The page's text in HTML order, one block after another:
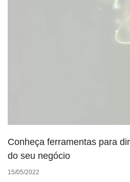
Conheça ferramentas para
do seu negócio
15/05/2022